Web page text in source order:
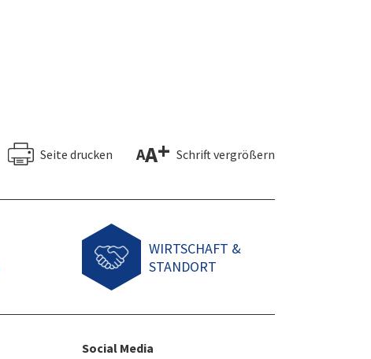
Seite drucken AA+ Schrift vergrößern
WIRTSCHAFT &
STANDORT
Social Media